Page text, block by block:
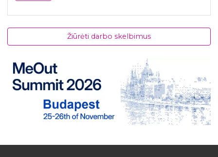
Žiūrėti darbo skelbimus